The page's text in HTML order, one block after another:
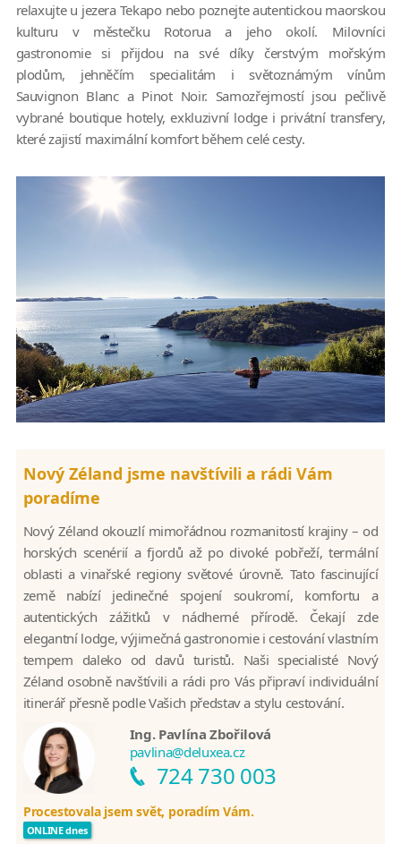
relaxujte u jezera Tekapo nebo poznejte autentickou maorskou
kulturu v městečku Rotorua a jeho okolí. Milovníci
gastronomie si přijdou na své díky čerstvým mořským
plodům, jehněčím specialitám i světoznámým vínům
Sauvignon Blanc a Pinot Noir. Samozřejmostí jsou pečlivě
vybrané boutique hotely, exkluzivní lodge i privátní transfery,
které zajistí maximální komfort během celé cesty.
Nový Zéland jsme navštívili a rádi Vám
poradíme
Nový Zéland okouzlí mimořádnou rozmanitostí krajiny – od
horských scenérií a fjordů až po divoké pobřeží, termální
oblasti a vinařské regiony světové úrovně. Tato fascinující
země nabízí jedinečné spojení soukromí, komfortu a
autentických zážitků v nádherné přírodě. Čekají zde
elegantní lodge, výjimečná gastronomie i cestování vlastním
tempem daleko od davů turistů. Naši specialisté Nový
Zéland osobně navštívili a rádi pro Vás připraví individuální
itinerář přesně podle Vašich představ a stylu cestování.
Ing. Pavlína Zbořilová
pavlina@deluxea.cz
724 730 003
Procestovala jsem svět, poradím Vám.
ONLINE dnes